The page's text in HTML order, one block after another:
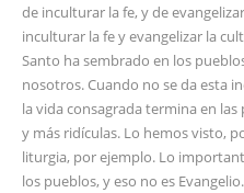
de inculturar la fe, y de
inculturar la fe y evangelizar la
Santo ha sembrado en los
nosotros. Cuando no se da esta
la vida consagrada termina en
y más ridículas. Lo hemos visto,
liturgia, por ejemplo. Lo
los pueblos, y eso no es